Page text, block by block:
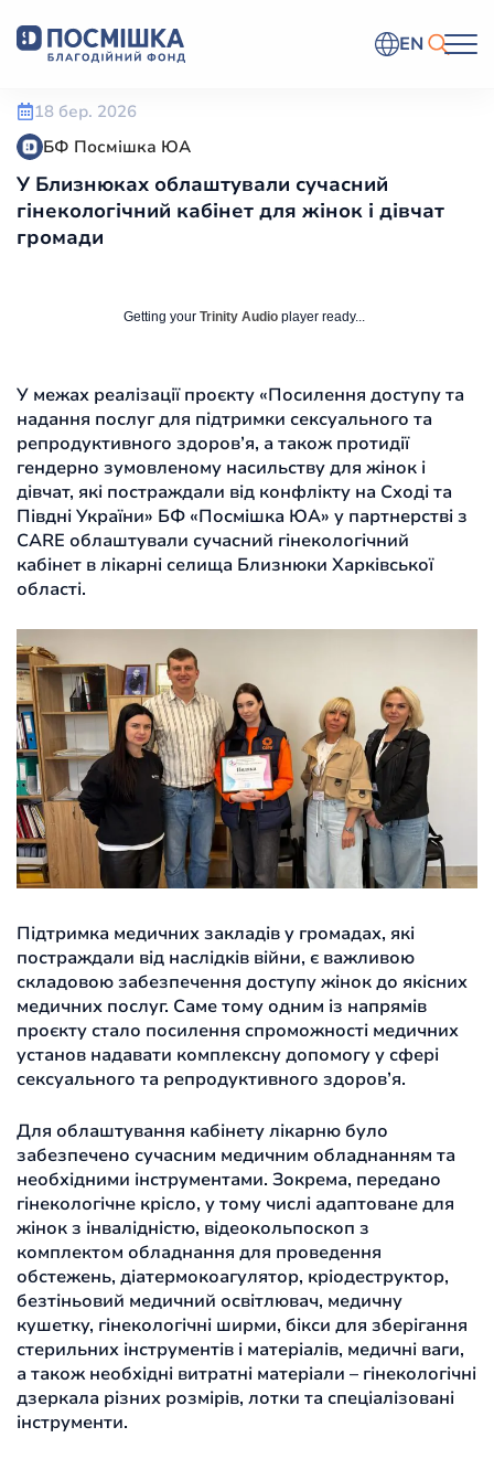
EN
18 бер. 2026
БФ Посмішка ЮА
У Близнюках облаштували сучасний
гінекологічний кабінет для жінок і дівчат
громади
Getting your Trinity Audio player ready...
У межах реалізації проєкту «Посилення доступу та
надання послуг для підтримки сексуального та
репродуктивного здоров’я, а також протидії
гендерно зумовленому насильству для жінок і
дівчат, які постраждали від конфлікту на Сході та
Півдні України» БФ «Посмішка ЮА» у партнерстві з
CARE облаштували сучасний гінекологічний
кабінет в лікарні селища Близнюки Харківської
області.
Підтримка медичних закладів у громадах, які
постраждали від наслідків війни, є важливою
складовою забезпечення доступу жінок до якісних
медичних послуг. Саме тому одним із напрямів
проєкту стало посилення спроможності медичних
установ надавати комплексну допомогу у сфері
сексуального та репродуктивного здоров’я.
Для облаштування кабінету лікарню було
забезпечено сучасним медичним обладнанням та
необхідними інструментами. Зокрема, передано
гінекологічне крісло, у тому числі адаптоване для
жінок з інвалідністю, відеокольпоскоп з
комплектом обладнання для проведення
обстежень, діатермокоагулятор, кріодеструктор,
безтіньовий медичний освітлювач, медичну
кушетку, гінекологічні ширми, бікси для зберігання
стерильних інструментів і матеріалів, медичні ваги,
а також необхідні витратні матеріали – гінекологічні
дзеркала різних розмірів, лотки та спеціалізовані
інструменти.